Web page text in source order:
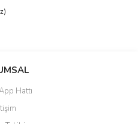
siz yapın!
Yaz
görüntülenemiyor.
Hattı